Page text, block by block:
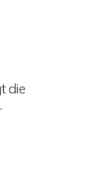
die